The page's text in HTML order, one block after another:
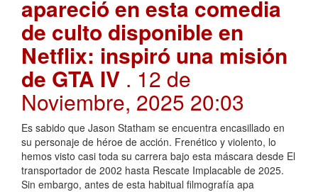
apareció en esta comedia
de culto disponible en
Netflix: inspiró una misión
de GTA IV . 12 de
Noviembre, 2025 20:03
Es sabido que Jason Statham se encuentra encasillado en
su personaje de héroe de acción. Frenético y violento, lo
hemos visto casi toda su carrera bajo esta máscara desde El
transportador de 2002 hasta Rescate Implacable de 2025.
Sin embargo, antes de esta habitual filmografía apa